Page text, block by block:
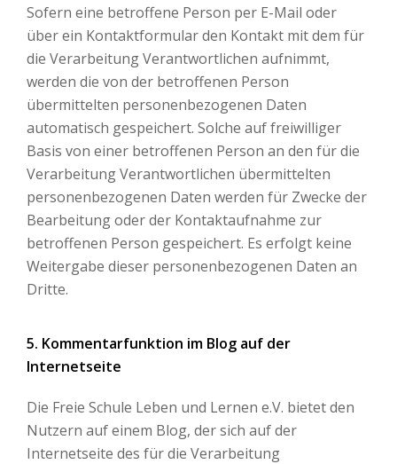
Sofern eine betroffene Person per E-Mail oder
über ein Kontaktformular den Kontakt mit dem für
die Verarbeitung Verantwortlichen aufnimmt,
werden die von der betroffenen Person
übermittelten personenbezogenen Daten
automatisch gespeichert. Solche auf freiwilliger
Basis von einer betroffenen Person an den für die
Verarbeitung Verantwortlichen übermittelten
personenbezogenen Daten werden für Zwecke der
Bearbeitung oder der Kontaktaufnahme zur
betroffenen Person gespeichert. Es erfolgt keine
Weitergabe dieser personenbezogenen Daten an
Dritte.
5. Kommentarfunktion im Blog auf der
Internetseite
Die Freie Schule Leben und Lernen e.V. bietet den
Nutzern auf einem Blog, der sich auf der
Internetseite des für die Verarbeitung